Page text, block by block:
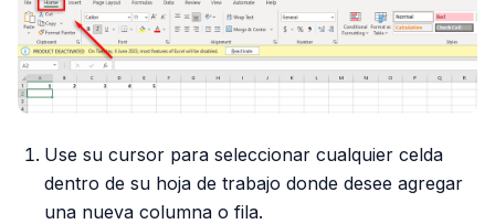
Use su cursor para seleccionar cualquier celda
dentro de su hoja de trabajo donde desee agregar
una nueva columna o fila.